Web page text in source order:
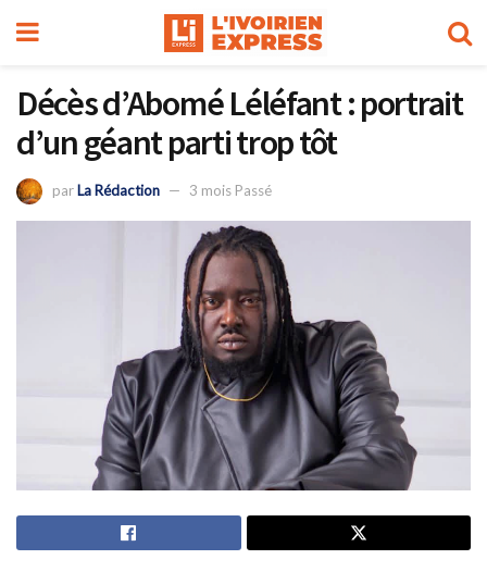
Décès d’Abomé Léléfant : portrait
d’un géant parti trop tôt
parLa Rédaction 3 mois Passé